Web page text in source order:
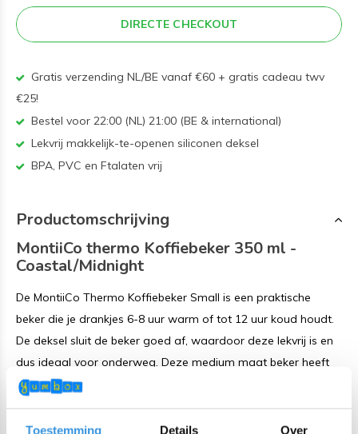
Toestemming Details Over
DIRECTE CHECKOUT
Gratis verzending NL/BE vanaf €60 + gratis cadeau twv
€25!
Bestel voor 22:00 (NL) 21:00 (BE & international)
Lekvrij makkelijk-te-openen siliconen deksel
BPA, PVC en Ftalaten vrij
Productomschrijving
MontiiCo thermo Koffiebeker 350 ml -
Coastal/Midnight
De MontiiCo Thermo Koffiebeker Small is een praktische
beker die je drankjes 6-8 uur warm of tot 12 uur koud houdt.
De deksel sluit de beker goed af, waardoor deze lekvrij is en
dus ideaal voor onderweg. Deze medium maat beker heeft
een inhoud die gelijk is aan een Tall koffie van Starbucks.
Natuurlijk is deze beker ook geschikt voor andere warme
dranken, zoals thee of chocolademelk.